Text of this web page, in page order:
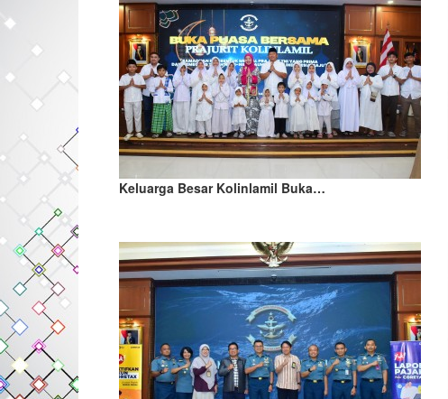
Keluarga Besar Kolinlamil Buka…